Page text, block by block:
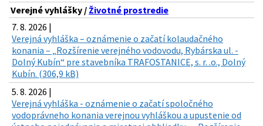
Verejné vyhlášky / Životné prostredie
7. 8. 2026 |
Verejná vyhláška – oznámenie o začatí kolaudačného
konania – „Rozšírenie verejného vodovodu, Rybárska ul. -
Dolný Kubín“ pre stavebníka TRAFOSTANICE, s. r. .o., Dolný
Kubín. (306,9 kB)
5. 8. 2026 |
Verejná vyhláška - oznámenie o začatí spoločného
vodoprávneho konania verejnou vyhláškou a upustenie od